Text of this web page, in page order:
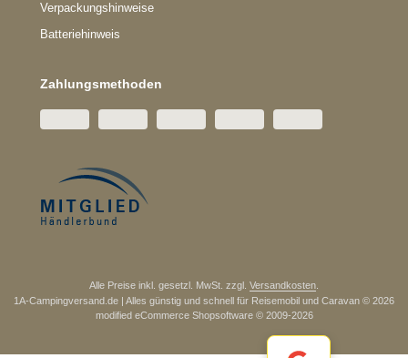
Verpackungshinweise
Batteriehinweis
Zahlungsmethoden
Alle Preise inkl. gesetzl. MwSt. zzgl. Versandkosten
1A-Campingversand.de | Alles günstig und schnell für Reisemobil und Caravan © 2026
modified eCommerce Shopsoftware © 2009-2026